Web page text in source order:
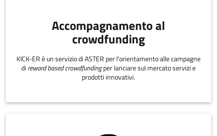
Accompagnamento al
crowdfunding
KICK-ER è un servizio di ASTER per l'orientamento alle campagne
di reward based crowdfundingper lanciare sul mercato servizi e
prodotti innovativi.